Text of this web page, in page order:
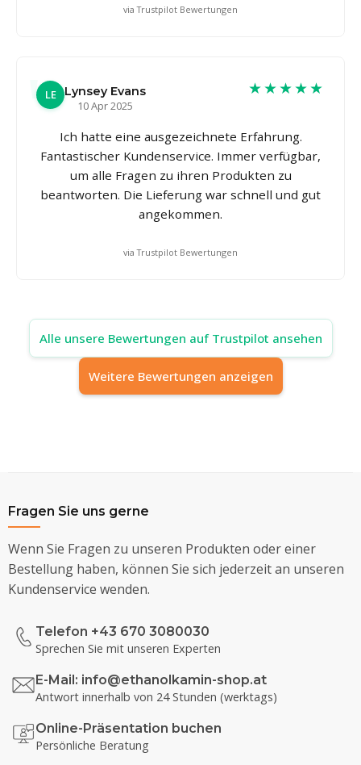
via Trustpilot Bewertungen
LE
Lynsey Evans
10 Apr 2025
★★★★★
Ich hatte eine ausgezeichnete Erfahrung.
Fantastischer Kundenservice. Immer verfügbar,
um alle Fragen zu ihren Produkten zu
beantworten. Die Lieferung war schnell und gut
angekommen.
via Trustpilot Bewertungen
Alle unsere Bewertungen auf Trustpilot ansehen
Weitere Bewertungen anzeigen
Fragen Sie uns gerne
Wenn Sie Fragen zu unseren Produkten oder einer
Bestellung haben, können Sie sich jederzeit an unseren
Kundenservice wenden.
Telefon +43 670 3080030
Sprechen Sie mit unseren Experten
E-Mail: info@ethanolkamin-shop.at
Antwort innerhalb von 24 Stunden (werktags)
Online-Präsentation buchen
Persönliche Beratung